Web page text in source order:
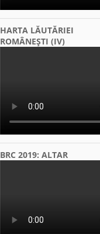
HARTA LĂUTĂRIEI
ROMÂNEŞTI (IV)
BRC 2019: ALTAR